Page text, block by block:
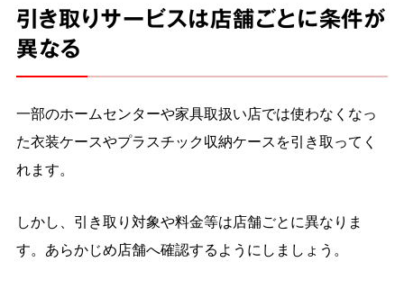
引き取りサービスは店舗ごとに条件が
異なる
一部のホームセンターや家具取扱い店では使わなくなっ
た衣装ケースやプラスチック収納ケースを引き取ってく
れます。
しかし、引き取り対象や料金等は店舗ごとに異なりま
す。あらかじめ店舗へ確認するようにしましょう。